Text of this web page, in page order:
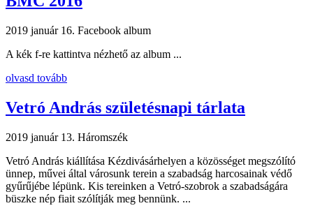
2019 január 16. Facebook album
A kék f-re kattintva nézhető az album ...
olvasd tovább
Vetró András születésnapi tárlata
2019 január 13. Háromszék
Vetró András kiállítása Kézdivásárhelyen a közösséget megszólító
ünnep, művei által városunk terein a szabadság harcosainak védő
gyűrűjébe lépünk. Kis tereinken a Vetró-szobrok a szabadságára
büszke nép fiait szólítják meg bennünk. ...